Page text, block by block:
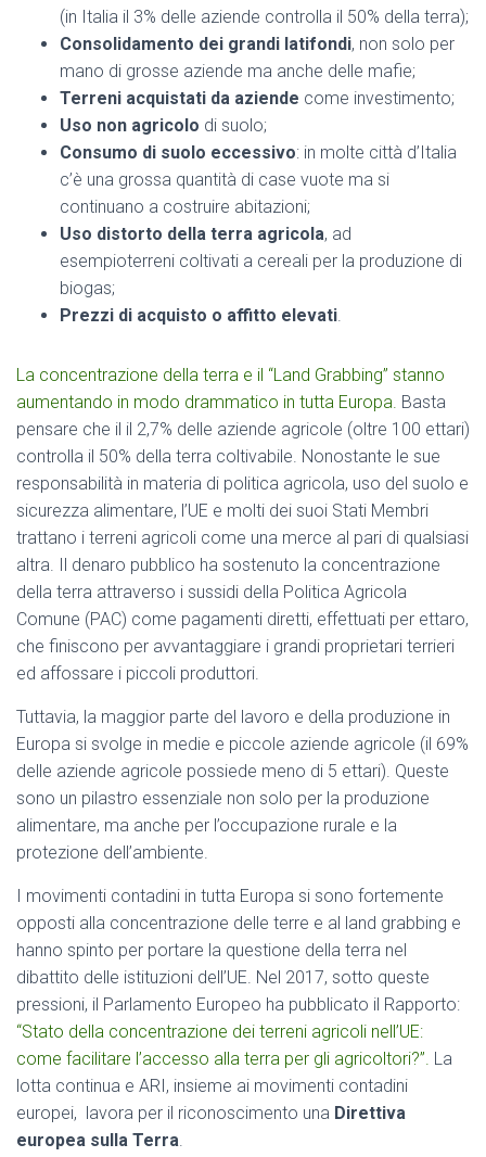
(in Italia il 3% delle aziende controlla il 50% della terra);
Consolidamento dei grandi latifondi, non solo per
mano di grosse aziende ma anche delle mafie;
Terreni acquistati da aziende come investimento;
Uso non agricolo di suolo;
Consumo di suolo eccessivo: in molte città d’Italia
c’è una grossa quantità di case vuote ma si
continuano a costruire abitazioni;
Uso distorto della terra agricola, ad
esempioterreni coltivati a cereali per la produzione di
biogas;
Prezzi di acquisto o affitto elevati.
La concentrazione della terra e il “Land Grabbing” stanno
aumentando in modo drammatico in tutta Europa. Basta
pensare che il il 2,7% delle aziende agricole (oltre 100 ettari)
controlla il 50% della terra coltivabile. Nonostante le sue
responsabilità in materia di politica agricola, uso del suolo e
sicurezza alimentare, l’UE e molti dei suoi Stati Membri
trattano i terreni agricoli come una merce al pari di qualsiasi
altra. Il denaro pubblico ha sostenuto la concentrazione
della terra attraverso i sussidi della Politica Agricola
Comune (PAC) come pagamenti diretti, effettuati per ettaro,
che finiscono per avvantaggiare i grandi proprietari terrieri
ed affossare i piccoli produttori.
Tuttavia, la maggior parte del lavoro e della produzione in
Europa si svolge in medie e piccole aziende agricole (il 69%
delle aziende agricole possiede meno di 5 ettari). Queste
sono un pilastro essenziale non solo per la produzione
alimentare, ma anche per l’occupazione rurale e la
protezione dell’ambiente.
I movimenti contadini in tutta Europa si sono fortemente
opposti alla concentrazione delle terre e al land grabbing e
hanno spinto per portare la questione della terra nel
dibattito delle istituzioni dell’UE. Nel 2017, sotto queste
pressioni, il Parlamento Europeo ha pubblicato il Rapporto:
“Stato della concentrazione dei terreni agricoli nell’UE:
come facilitare l’accesso alla terra per gli agricoltori?”. La
lotta continua e ARI, insieme ai movimenti contadini
europei, lavora per il riconoscimento una Direttiva
europea sulla Terra.